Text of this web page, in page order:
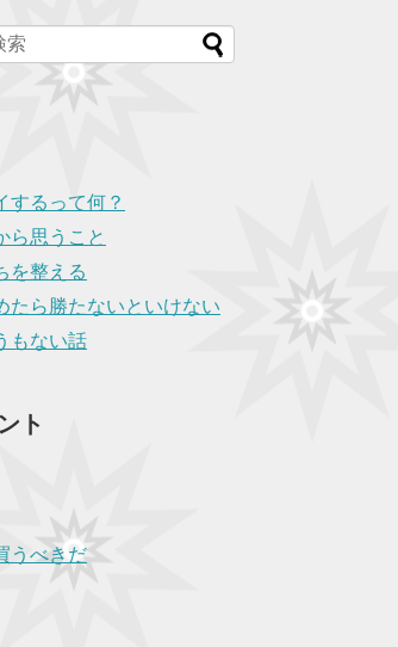
するって何？
ら思うこと
を整える
たら勝たないといけない
もない話
ト
うべきだ